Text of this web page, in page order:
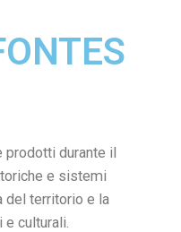
prodotti durante il
e sistemi
del territorio e la
culturali.